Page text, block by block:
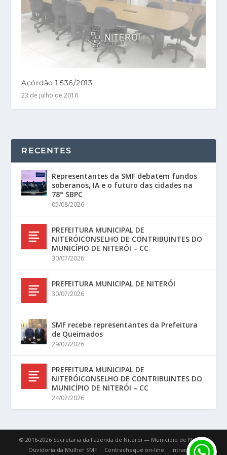
Acórdão 1.536/2013
23 de julho de 2016
RECENTES
Representantes da SMF debatem fundos
soberanos, IA e o futuro das cidades na
78° SBPC
05/08/2026
PREFEITURA MUNICIPAL DE
NITERÓICONSELHO DE CONTRIBUINTES DO
MUNICÍPIO DE NITERÓI – CC
30/07/2026
PREFEITURA MUNICIPAL DE NITERÓI
30/07/2026
SMF recebe representantes da Prefeitura
de Queimados
29/07/2026
PREFEITURA MUNICIPAL DE
NITERÓICONSELHO DE CONTRIBUINTES DO
MUNICÍPIO DE NITERÓI – CC
24/07/2026
© 2016-2026 Secretaria da Fazenda de Niterói — Município de Niterói.
Ouvidoria da Mulher SMF
Contracheque on-line
Intranet